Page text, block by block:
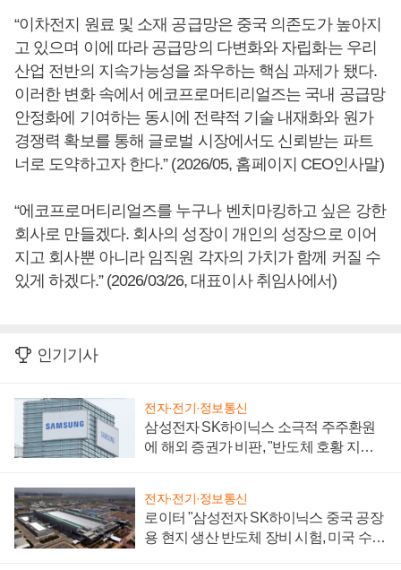
“이차전지 원료 및 소재 공급망은 중국 의존도가 높아지
고 있으며 이에 따라 공급망의 다변화와 자립화는 우리
산업 전반의 지속가능성을 좌우하는 핵심 과제가 됐다.
이러한 변화 속에서 에코프로머티리얼즈는 국내 공급망
안정화에 기여하는 동시에 전략적 기술 내재화와 원가
경쟁력 확보를 통해 글로벌 시장에서도 신뢰받는 파트
너로 도약하고자 한다.” (2026/05, 홈페이지 CEO인사말)
“에코프로머티리얼즈를 누구나 벤치마킹하고 싶은 강한
회사로 만들겠다. 회사의 성장이 개인의 성장으로 이어
지고 회사뿐 아니라 임직원 각자의 가치가 함께 커질 수
있게 하겠다.” (2026/03/26, 대표이사 취임사에서)
인기기사
전자·전기·정보통신
삼성전자 SK하이닉스 소극적 주주환원
에 해외 증권가 비판, "반도체 호황 지속
전자·전기·정보통신
로이터 "삼성전자 SK하이닉스 중국 공장
용 현지 생산 반도체 장비 시험, 미국 수출